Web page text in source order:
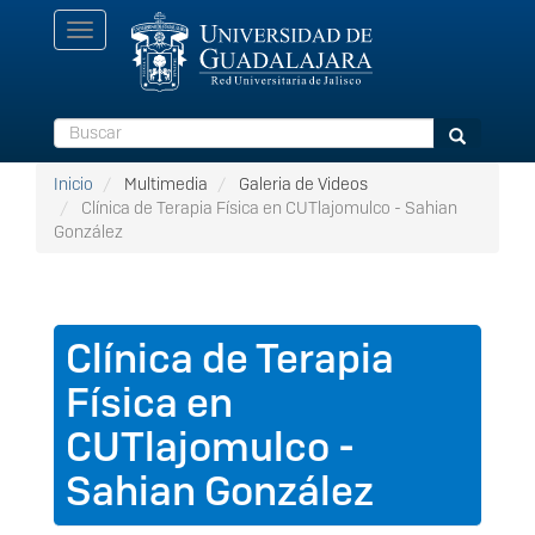
Toggle
navigation
Buscar Buscar
Inicio Multimedia
Galeria de Videos
Clínica de Terapia Física en CUTlajomulco - Sahian
González
Clínica de Terapia
Física en
CUTlajomulco -
Sahian González